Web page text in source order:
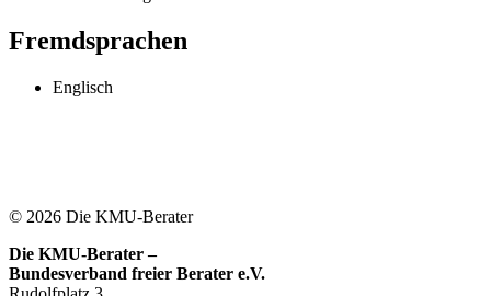
Fremdsprachen
Englisch
© 2026 Die KMU-Berater
Die KMU-Berater –
Bundesverband freier Berater e.V.